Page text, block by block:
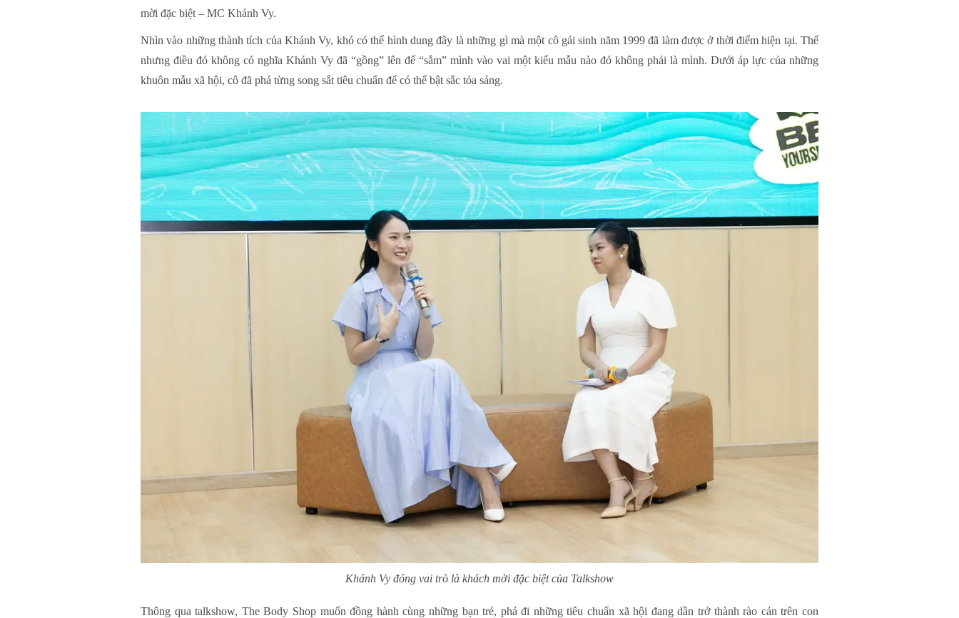
mời đặc biệt – MC Khánh Vy.
Nhìn vào những thành tích của Khánh Vy, khó có thể hình dung đây là những gì mà một cô gái sinh năm 1999 đã làm được ở thời điểm hiện tại. Thế
nhưng điều đó không có nghĩa Khánh Vy đã “gồng” lên để “sắm” mình vào vai một kiểu mẫu nào đó không phải là mình. Dưới áp lực của những
khuôn mẫu xã hội, cô đã phá từng song sắt tiêu chuẩn để có thể bật sắc tỏa sáng.
Khánh Vy đóng vai trò là khách mời đặc biệt của Talkshow
Thông qua talkshow, The Body Shop muốn đồng hành cùng những bạn trẻ, phá đi những tiêu chuẩn xã hội đang dần trở thành rào cản trên con